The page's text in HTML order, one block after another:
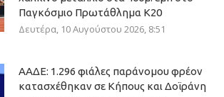
Παγκόσμιο Πρωτάθλημα Κ20
Δευτέρα, 10 Αυγούστου 2026, 8:51
ΑΑΔΕ: 1.296 φιάλες παράνομου φρέον
κατασχέθηκαν σε Κήπους και Δοϊράνη